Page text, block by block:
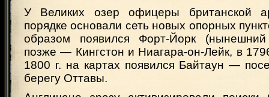
У Великих озер офицеры британской
порядке основали сеть новых опорных
образом появился Форт-Йорк
позже — Кингстон и Ниагара-он-Лейк, в
1800 г. на картах появился Байтаун —
берегу Оттавы.